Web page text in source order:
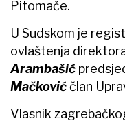
Pitomače.
U Sudskom je
ovlaštenja
Arambašić
Mačkovićčlan
Vlasnik